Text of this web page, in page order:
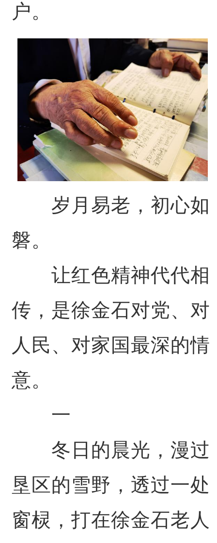
户。
岁月易老，初心如
磐。
让红色精神代代相
传，是徐金石对党、对
人民、对家国最深的情
意。
一
冬日的晨光，漫过
垦区的雪野，透过一处
窗棂，打在徐金石老人